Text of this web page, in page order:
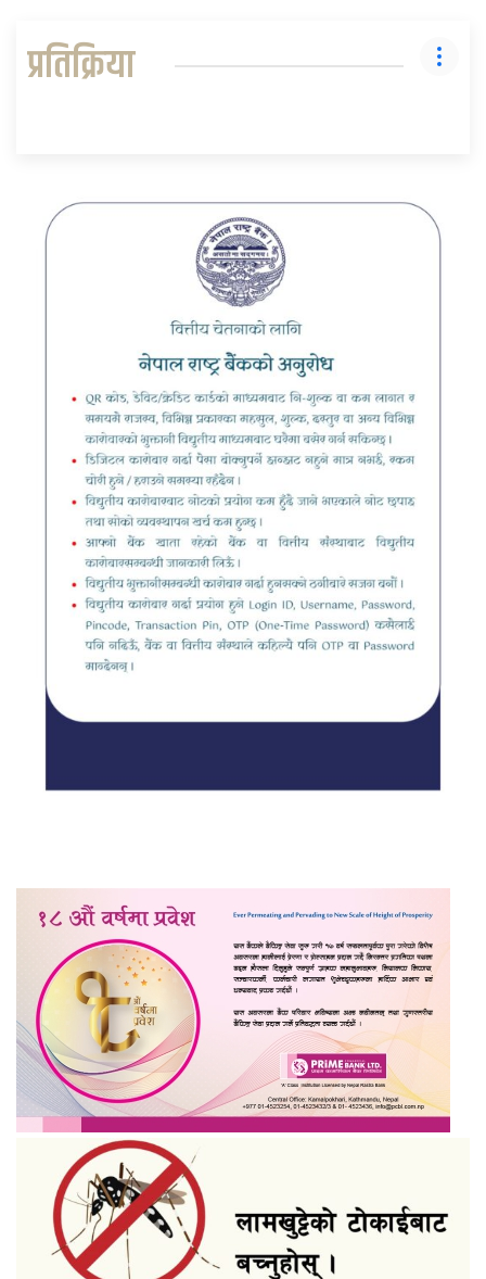
प्रतिक्रिया